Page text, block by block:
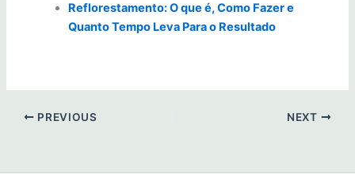
Reflorestamento: O que é, Como Fazer e
Quanto Tempo Leva Para o Resultado
PREVIOUS NEXT